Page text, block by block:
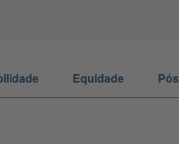
Equidade